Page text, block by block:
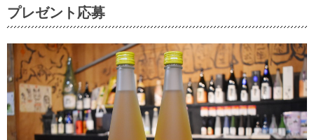
プレゼント応募